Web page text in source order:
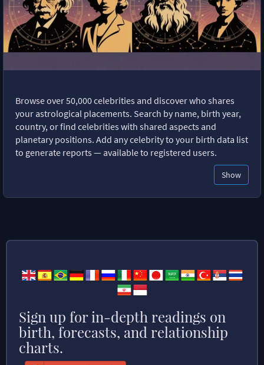
Browse over 50,000 celebrities and discover who shares
your astrological placements. Search by name, birth year,
country, or find celebrities with shared aspects and
planetary positions. Add any celebrity to your birth data list
to generate reports — available to registered users.
Show
Sign up for in-depth readings on
birth, forecasts, and relationship
charts.